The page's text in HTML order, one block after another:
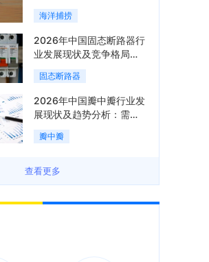
析：科技赋能与智能化转
型加速「图」
海洋捕捞
2026年中国固态断路器行
业发展现状及竞争格局分
析：国际巨头领跑技术，
国内企业加速追赶「图」
固态断路器
2026年中国瓣中瓣行业发
展现状及趋势分析：需求
可持续释放，市场发展前
景良好「图」
瓣中瓣
查看更多